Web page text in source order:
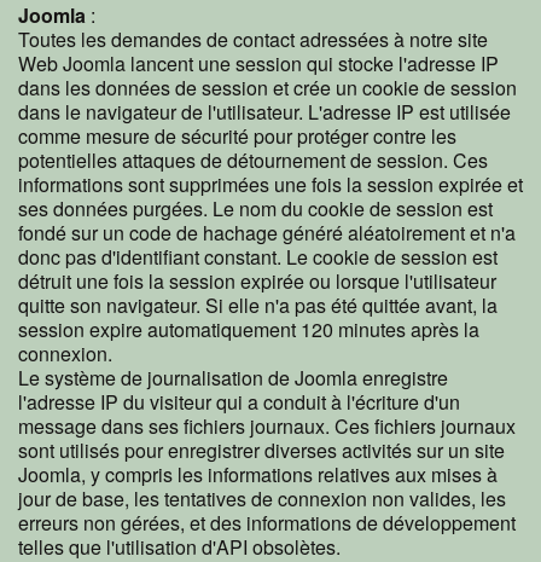
Joomla :
Toutes les demandes de contact adressées à notre site
Web Joomla lancent une session qui stocke l'adresse IP
dans les données de session et crée un cookie de session
dans le navigateur de l'utilisateur. L'adresse IP est utilisée
comme mesure de sécurité pour protéger contre les
potentielles attaques de détournement de session. Ces
informations sont supprimées une fois la session expirée et
ses données purgées. Le nom du cookie de session est
fondé sur un code de hachage généré aléatoirement et n'a
donc pas d'identifiant constant. Le cookie de session est
détruit une fois la session expirée ou lorsque l'utilisateur
quitte son navigateur. Si elle n'a pas été quittée avant, la
session expire automatiquement 120 minutes après la
connexion.
Le système de journalisation de Joomla enregistre
l'adresse IP du visiteur qui a conduit à l'écriture d'un
message dans ses fichiers journaux. Ces fichiers journaux
sont utilisés pour enregistrer diverses activités sur un site
Joomla, y compris les informations relatives aux mises à
jour de base, les tentatives de connexion non valides, les
erreurs non gérées, et des informations de développement
telles que l'utilisation d'API obsolètes.